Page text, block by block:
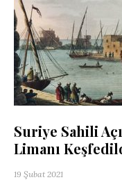
Suriye Sahili
Limanı
19 Şubat 2021